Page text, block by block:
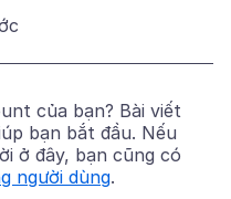
của bạn? Bài viết
bạn bắt đầu. Nếu
ở đây, bạn cũng có
người dùng.